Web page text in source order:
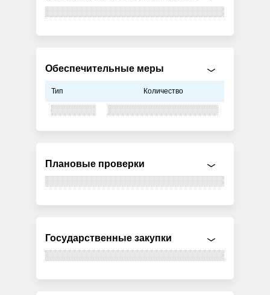
Обеспечительные меры
Тип Количество
Плановые проверки
Государственные закупки